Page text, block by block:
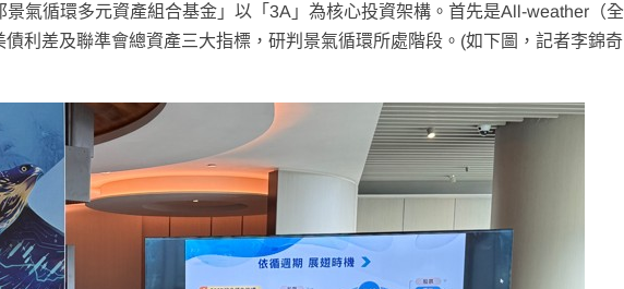
氣循環多元資產組合基金」以「3A」為核心投資架構。首先是All-weather（全
利差及聯準會總資產三大指標，研判景氣循環所處階段。(如下圖，記者李錦奇